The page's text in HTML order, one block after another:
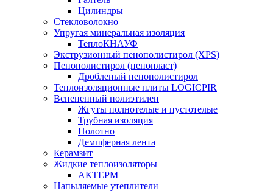
Цилиндры
Стекловолокно
Упругая минеральная изоляция
ТеплоКНАУФ
Экструзионный пенополистирол (XPS)
Пенополистирол (пенопласт)
Дробленый пенополистирол
Теплоизоляционные плиты LOGICPIR
Вспененный полиэтилен
Жгуты полнотелые и пустотелые
Трубная изоляция
Полотно
Демпферная лента
Керамзит
Жидкие теплоизоляторы
АКТЕРМ
Напыляемые утеплители